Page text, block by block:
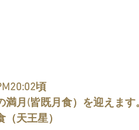
頃
満月(皆既月食）を迎えます
（天王星）